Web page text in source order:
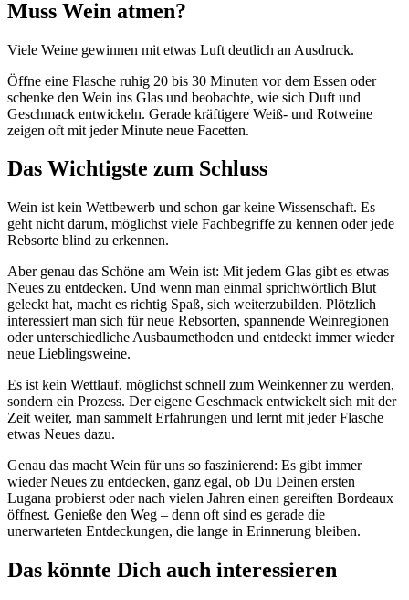
Muss Wein atmen?
Viele Weine gewinnen mit etwas Luft deutlich an Ausdruck.
Öffne eine Flasche ruhig 20 bis 30 Minuten vor dem Essen oder
schenke den Wein ins Glas und beobachte, wie sich Duft und
Geschmack entwickeln. Gerade kräftigere Weiß- und Rotweine
zeigen oft mit jeder Minute neue Facetten.
Das Wichtigste zum Schluss
Wein ist kein Wettbewerb und schon gar keine Wissenschaft. Es
geht nicht darum, möglichst viele Fachbegriffe zu kennen oder jede
Rebsorte blind zu erkennen.
Aber genau das Schöne am Wein ist: Mit jedem Glas gibt es etwas
Neues zu entdecken. Und wenn man einmal sprichwörtlich Blut
geleckt hat, macht es richtig Spaß, sich weiterzubilden. Plötzlich
interessiert man sich für neue Rebsorten, spannende Weinregionen
oder unterschiedliche Ausbaumethoden und entdeckt immer wieder
neue Lieblingsweine.
Es ist kein Wettlauf, möglichst schnell zum Weinkenner zu werden,
sondern ein Prozess. Der eigene Geschmack entwickelt sich mit der
Zeit weiter, man sammelt Erfahrungen und lernt mit jeder Flasche
etwas Neues dazu.
Genau das macht Wein für uns so faszinierend: Es gibt immer
wieder Neues zu entdecken, ganz egal, ob Du Deinen ersten
Lugana probierst oder nach vielen Jahren einen gereiften Bordeaux
öffnest. Genieße den Weg – denn oft sind es gerade die
unerwarteten Entdeckungen, die lange in Erinnerung bleiben.
Das könnte Dich auch interessieren